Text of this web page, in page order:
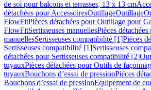
de sol pour balcons et terrasses, 13 x 13 cm
détachées pour AccessoiresOutillageOutillage
FlowFitPièces détachées pour Outillage pour
FlowFitSertisseuses manuellesPièces détachées
manuellesSertisseuses compatibilité [1]Pièces
Sertisseuses compatibilité [1]Sertisseuses
détachées pour Sertisseuses compatibilité [2]
tuyauxPièces détachées pour Outils de
tuyauxBouchons d’essai de pressionPièces
Bouchons d’essai de pressionEquipement de